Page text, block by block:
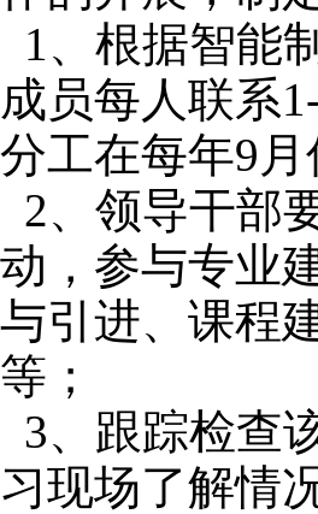
1、根据智能
成员每人联系
分工在每年9
2、领导干部
动，参与专业
与引进、课程
等；
3、跟踪检查
习现场了解情